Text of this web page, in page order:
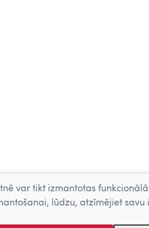
var tikt izmantotas
lūdzu, atzīmējiet savu